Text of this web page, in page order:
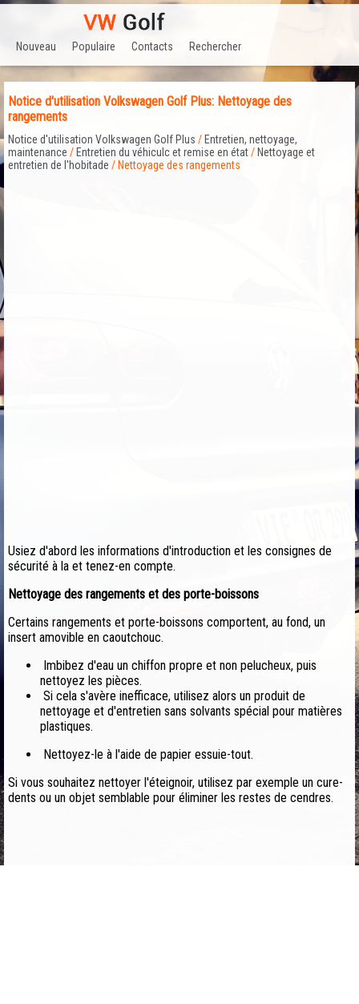
Nouveau Populaire Contacts Rechercher
Notice d'utilisation Volkswagen Golf Plus: Nettoyage des
rangements
Notice d'utilisation Volkswagen Golf Plus / Entretien, nettoyage,
maintenance / Entretien du véhiculc et remise en état/ Nettoyage et
entretien de l'hobitade / Nettoyage des rangements
Usiez d'abord les informations d'introduction et les consignes de
sécurité à la et tenez-en compte.
Nettoyage des rangements et des porte-boissons
Certains rangements et porte-boissons comportent, au fond, un
insert amovible en caoutchouc.
Imbibez d'eau un chiffon propre et non pelucheux, puis
nettoyez les pièces.
Si cela s'avère inefficace, utilisez alors un produit de
nettoyage et d'entretien sans solvants spécial pour matières
plastiques.
Nettoyez-le à l'aide de papier essuie-tout.
Si vous souhaitez nettoyer l'éteignoir, utilisez par exemple un cure-
dents ou un objet semblable pour éliminer les restes de cendres.